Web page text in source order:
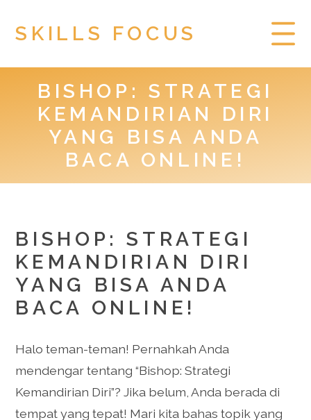
SKILLS FOCUS
HOME
PRIVACY POLICY
TOGEL HONGKONG
BISHOP: STRATEGI
KEMANDIRIAN DIRI
YANG BISA ANDA
BACA ONLINE!
BISHOP: STRATEGI
KEMANDIRIAN DIRI
YANG BISA ANDA
BACA ONLINE!
Halo teman-teman! Pernahkah Anda
mendengar tentang “Bishop: Strategi
Kemandirian Diri”? Jika belum, Anda berada di
tempat yang tepat! Mari kita bahas topik yang